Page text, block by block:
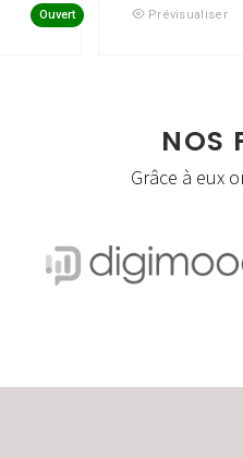
Ouvert Prévisualiser
NOS
Grâce à eux